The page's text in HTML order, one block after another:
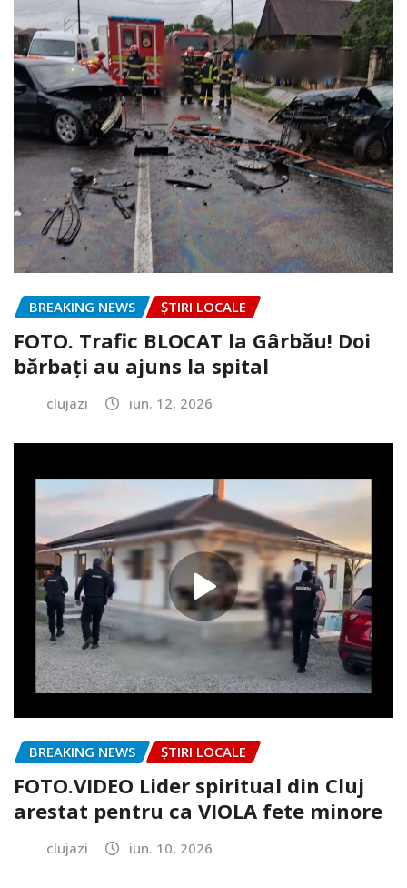
BREAKING NEWS ȘTIRI LOCALE
FOTO. Trafic BLOCAT la Gârbău! Doi
bărbați au ajuns la spital
clujazi iun. 12, 2026
BREAKING NEWS ȘTIRI LOCALE
FOTO.VIDEO Lider spiritual din Cluj
arestat pentru ca VIOLA fete minore
clujazi iun. 10, 2026